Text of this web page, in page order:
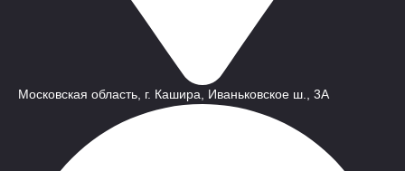
Московская область, г. Кашира, Иваньковское ш., 3A